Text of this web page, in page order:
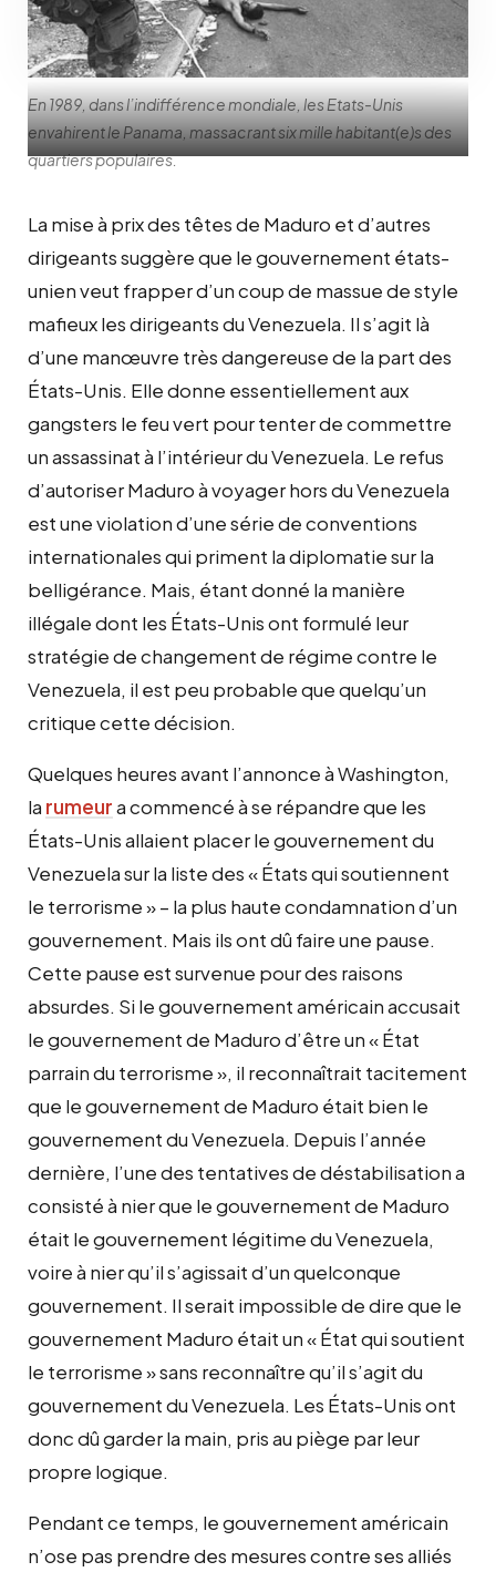
En 1989, dans l’indifférence mondiale, les Etats-Unis
envahirent le Panama, massacrant six mille habitant(e)s des
quartiers populaires.
La mise à prix des têtes de Maduro et d’autres
dirigeants suggère que le gouvernement états-
unien veut frapper d’un coup de massue de style
mafieux les dirigeants du Venezuela. Il s’agit là
d’une manœuvre très dangereuse de la part des
États-Unis. Elle donne essentiellement aux
gangsters le feu vert pour tenter de commettre
un assassinat à l’intérieur du Venezuela. Le refus
d’autoriser Maduro à voyager hors du Venezuela
est une violation d’une série de conventions
internationales qui priment la diplomatie sur la
belligérance. Mais, étant donné la manière
illégale dont les États-Unis ont formulé leur
stratégie de changement de régime contre le
Venezuela, il est peu probable que quelqu’un
critique cette décision.
Quelques heures avant l’annonce à Washington,
la rumeura commencé à se répandre que les
États-Unis allaient placer le gouvernement du
Venezuela sur la liste des « États qui soutiennent
le terrorisme » – la plus haute condamnation d’un
gouvernement. Mais ils ont dû faire une pause.
Cette pause est survenue pour des raisons
absurdes. Si le gouvernement américain accusait
le gouvernement de Maduro d’être un « État
parrain du terrorisme », il reconnaîtrait tacitement
que le gouvernement de Maduro était bien le
gouvernement du Venezuela. Depuis l’année
dernière, l’une des tentatives de déstabilisation a
consisté à nier que le gouvernement de Maduro
était le gouvernement légitime du Venezuela,
voire à nier qu’il s’agissait d’un quelconque
gouvernement. Il serait impossible de dire que le
gouvernement Maduro était un « État qui soutient
le terrorisme » sans reconnaître qu’il s’agit du
gouvernement du Venezuela. Les États-Unis ont
donc dû garder la main, pris au piège par leur
propre logique.
Pendant ce temps, le gouvernement américain
n’ose pas prendre des mesures contre ses alliés